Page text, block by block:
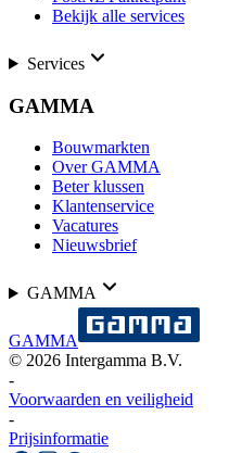
Bekijk alle services
Services
GAMMA
Bouwmarkten
Over GAMMA
Beter klussen
Klantenservice
Vacatures
Nieuwsbrief
GAMMA
GAMMA
© 2026 Intergamma B.V.
-
Voorwaarden en veiligheid
-
Prijsinformatie